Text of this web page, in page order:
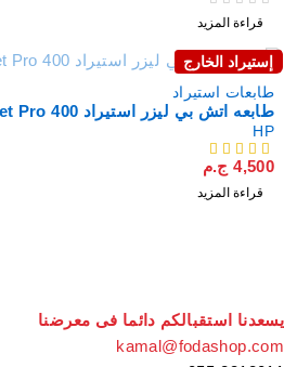
قراءة المزيد
إستيراد الخارج
طابعات استيراد
طابعه اتش بي ليزر استيراد HP LaserJet Pro 400
HP
4,500 ج.م
قراءة المزيد
استقبالكم دائما فى معرضنا